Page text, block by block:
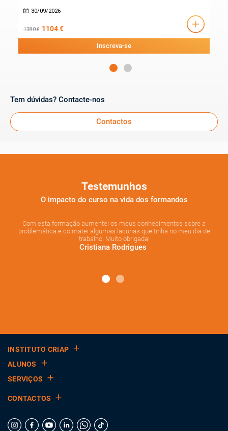
30/09/2026
1380 € 1104 €
Inscreva-se
Tem dúvidas? Contacte-nos
Contactos
Testemunhos
O impacto do curso na vida dos formandos
Com esta formação aumentei os meus conhecimentos sobre a
problemática e colmatei algumas lacunas que tinha no meu dia de
trabalho. Muito obrigada!
Cristiana Rodrigues
INSTITUTO CRIAP
ALUNOS
SERVIÇOS
CONTACTOS